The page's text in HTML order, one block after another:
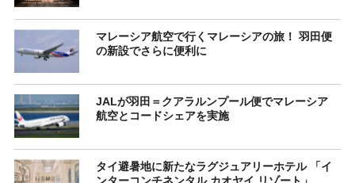
マレーシア航空で行くマレーシアの旅！ 羽田便
の新設でさらに便利に
JALが羽田＝クアラルンプール便でマレーシア
航空とコードシェアを実施
タイ避暑地に新たなラグジュアリーホテル 「イ